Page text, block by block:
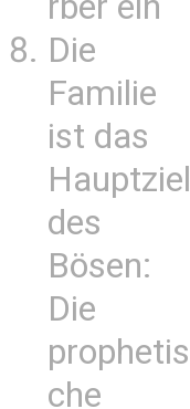
Die
Familie
ist das
Hauptziel
des
Bösen:
Die
prophetis
che